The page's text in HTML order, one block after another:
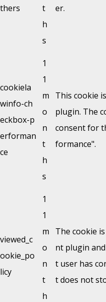
thers
t
h
s
er.
cookiela
winfo-ch
eckbox-p
erforman
ce
1
1
m
o
n
t
h
s
This cookie
plugin. The
consent for
formance".
viewed_c
ookie_po
licy
1
1
m
o
n
t
h
The cookie
nt plugin
t user has
t does not